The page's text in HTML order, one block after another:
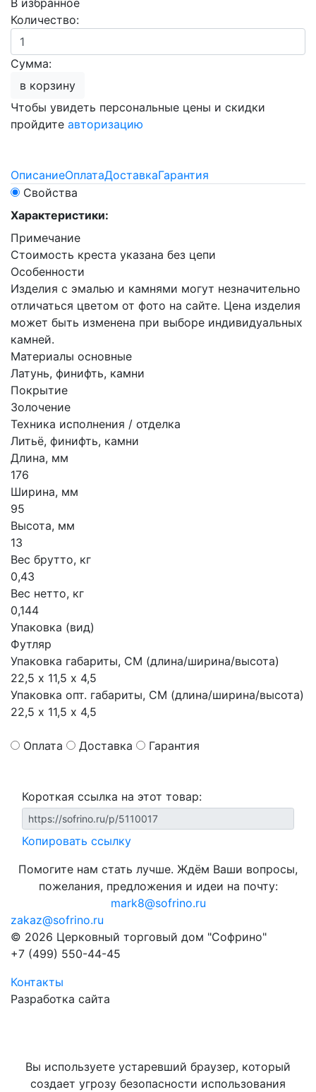
В избранное
Количество:
Сумма:
в корзину
Чтобы увидеть персональные цены и скидки
пройдите авторизацию
ОписаниеОплатаДоставкаГарантия
Свойства
Характеристики:
Примечание
Стоимость креста указана без цепи
Особенности
Изделия с эмалью и камнями могут незначительно
отличаться цветом от фото на сайте. Цена изделия
может быть изменена при выборе индивидуальных
камней.
Материалы основные
Латунь, финифть, камни
Покрытие
Золочение
Техника исполнения / отделка
Литьё, финифть, камни
Длина, мм
176
Ширина, мм
95
Высота, мм
13
Вес брутто, кг
0,43
Вес нетто, кг
0,144
Упаковка (вид)
Футляр
Упаковка габариты, СМ (длина/ширина/высота)
22,5 х 11,5 х 4,5
Упаковка опт. габариты, СМ (длина/ширина/высота)
22,5 х 11,5 х 4,5
Оплата Доставка Гарантия
Короткая ссылка на этот товар:
Копировать ссылку
Помогите нам стать лучше. Ждём Ваши вопросы,
пожелания, предложения и идеи на почту:
mark8@sofrino.ru
zakaz@sofrino.ru
© 2026 Церковный торговый дом "Софрино"
+7 (499) 550-44-45
Контакты
Разработка сайта
Вы используете устаревший браузер, который
создает угрозу безопасности использования